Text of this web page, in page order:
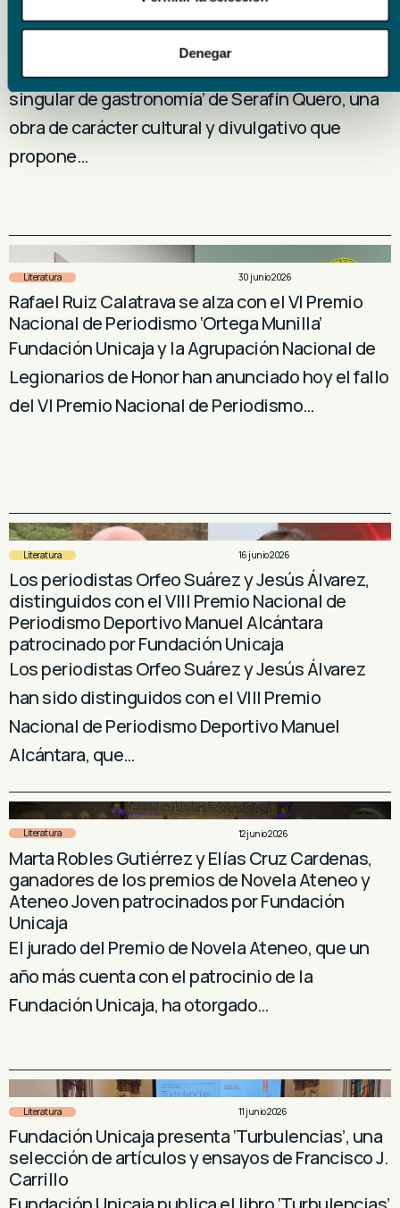
Denegar
Fundación Unicaja publica el libro ‘Diccionario
singular de gastronomía’ de Serafín Quero
Fundación Unicaja presenta el libro ‘Diccionario
singular de gastronomía’ de Serafín Quero, una
obra de carácter cultural y divulgativo que
propone…
Literatura 30 junio 2026
Rafael Ruiz Calatrava se alza con el VI Premio
Nacional de Periodismo ‘Ortega Munilla’
Fundación Unicaja y la Agrupación Nacional de
Legionarios de Honor han anunciado hoy el fallo
del VI Premio Nacional de Periodismo…
Literatura 16 junio 2026
Los periodistas Orfeo Suárez y Jesús Álvarez,
distinguidos con el VIII Premio Nacional de
Periodismo Deportivo Manuel Alcántara
patrocinado por Fundación Unicaja
Los periodistas Orfeo Suárez y Jesús Álvarez
han sido distinguidos con el VIII Premio
Nacional de Periodismo Deportivo Manuel
Alcántara, que…
Literatura 12 junio 2026
Marta Robles Gutiérrez y Elías Cruz Cardenas,
ganadores de los premios de Novela Ateneo y
Ateneo Joven patrocinados por Fundación
Unicaja
El jurado del Premio de Novela Ateneo, que un
año más cuenta con el patrocinio de la
Fundación Unicaja, ha otorgado…
Literatura 11 junio 2026
Fundación Unicaja presenta ‘Turbulencias’, una
selección de artículos y ensayos de Francisco J.
Carrillo